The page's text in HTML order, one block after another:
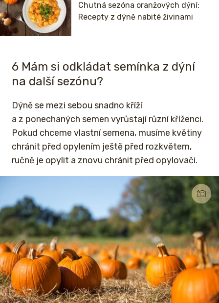
Chutná sezóna oranžových dýní:
Recepty z dýně nabité živinami
6 Mám si odkládat semínka z dýní
na další sezónu?
Dýně se mezi sebou snadno kříží
a z ponechaných semen vyrůstají různí kříženci.
Pokud chceme vlastní semena, musíme květiny
chránit před opylením ještě před rozkvětem,
ručně je opylit a znovu chránit před opylovači.